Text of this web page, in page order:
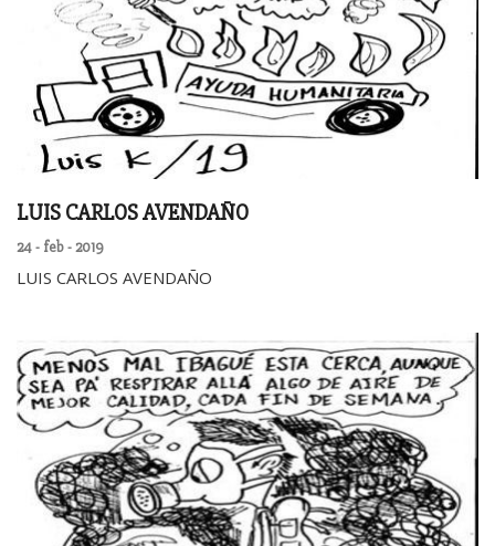
LUIS CARLOS AVENDAÑO
24 - feb - 2019
LUIS CARLOS AVENDAÑO